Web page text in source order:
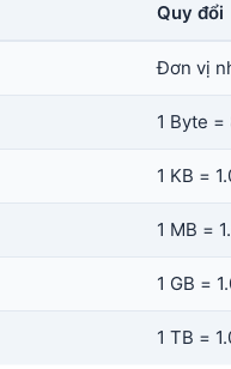
Quy đổi
Đơn vị
1 Byte =
1 KB =
1 MB =
1 GB =
1 TB =